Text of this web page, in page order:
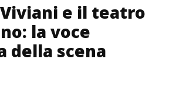
e il teatro
la voce
della scena